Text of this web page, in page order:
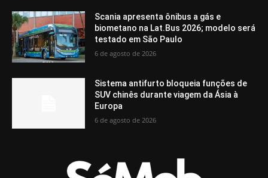
Scania apresenta ônibus a gás e
biometano na Lat.Bus 2026; modelo será
testado em São Paulo
6 de agosto de 2026
Sistema antifurto bloqueia funções de
SUV chinês durante viagem da Ásia à
Europa
6 de agosto de 2026